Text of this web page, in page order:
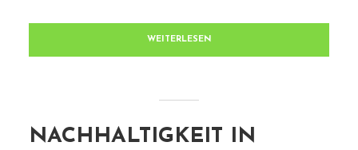
WEITERLESEN
NACHHALTIGKEIT IN